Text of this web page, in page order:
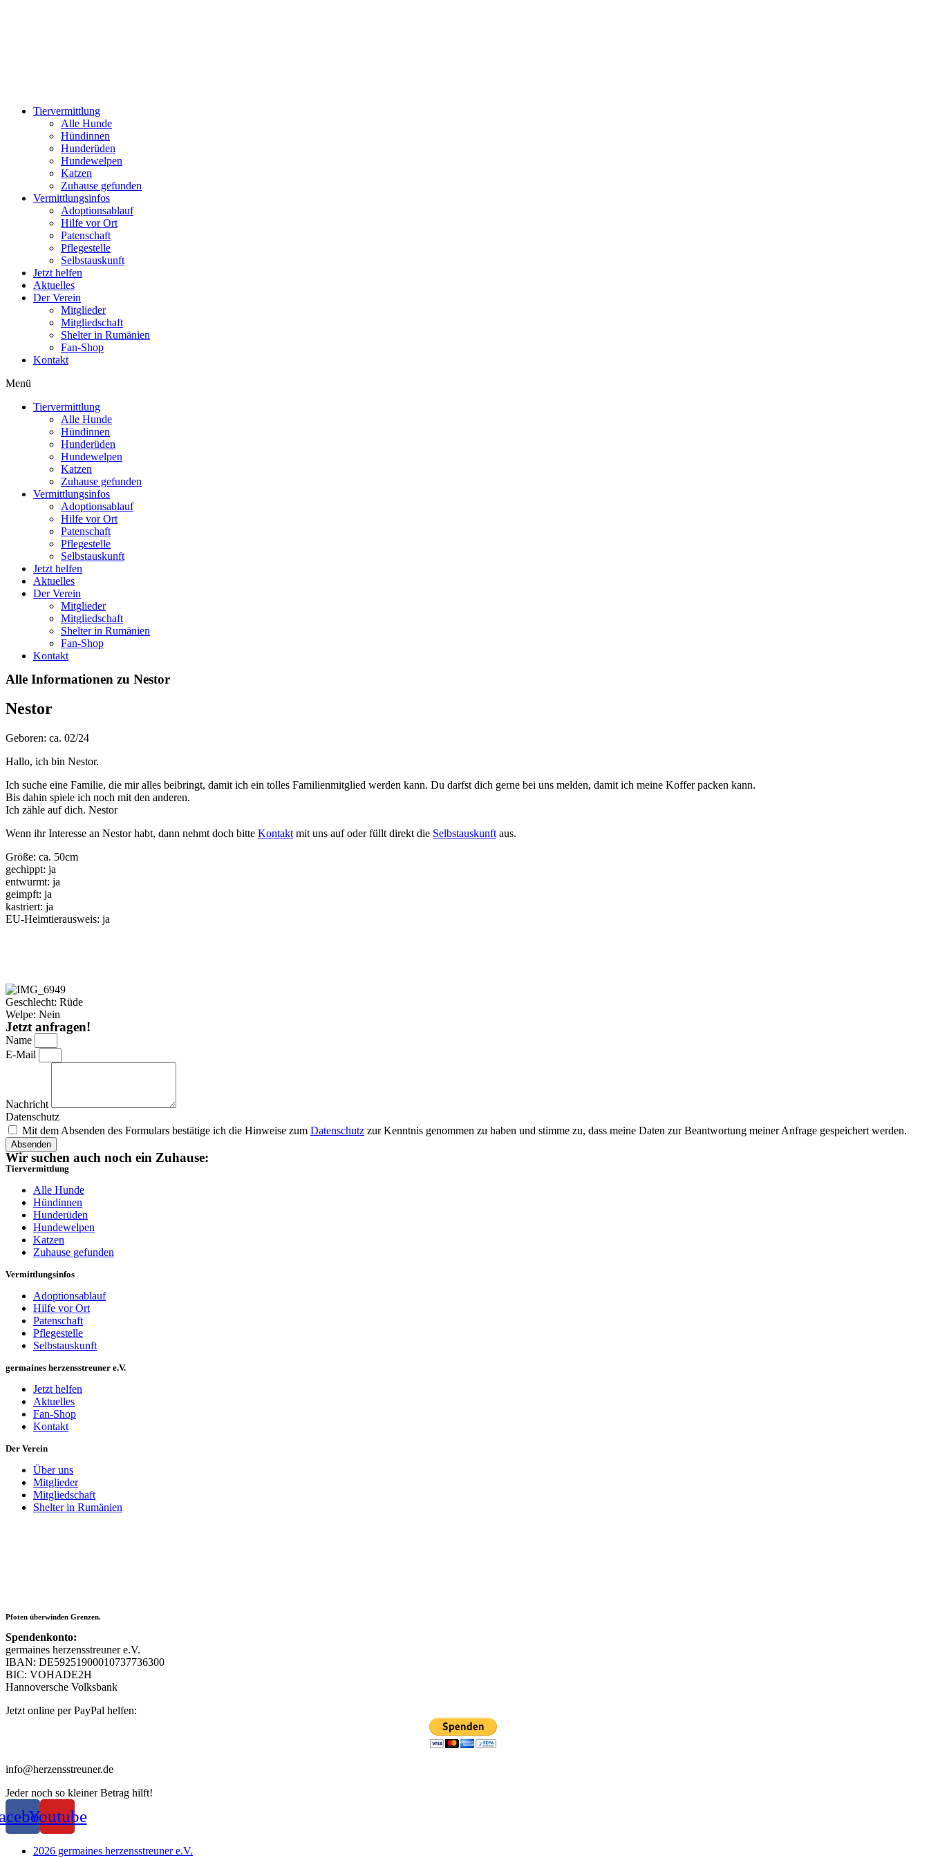
Tiervermittlung
Alle Hunde
Hündinnen
Hunderüden
Hundewelpen
Katzen
Zuhause gefunden
Vermittlungsinfos
Adoptionsablauf
Hilfe vor Ort
Patenschaft
Pflegestelle
Selbstauskunft
Jetzt helfen
Aktuelles
Der Verein
Mitglieder
Mitgliedschaft
Shelter in Rumänien
Fan-Shop
Kontakt
Menü
Tiervermittlung
Alle Hunde
Hündinnen
Hunderüden
Hundewelpen
Katzen
Zuhause gefunden
Vermittlungsinfos
Adoptionsablauf
Hilfe vor Ort
Patenschaft
Pflegestelle
Selbstauskunft
Jetzt helfen
Aktuelles
Der Verein
Mitglieder
Mitgliedschaft
Shelter in Rumänien
Fan-Shop
Kontakt
Alle Informationen zu Nestor
Nestor
Geboren: ca. 02/24
Hallo, ich bin Nestor.
Ich suche eine Familie, die mir alles beibringt, damit ich ein tolles Familienmitglied werden kann. Du darfst dich gerne bei uns melden, damit ich meine Koffer packen kann.
Bis dahin spiele ich noch mit den anderen.
Ich zähle auf dich. Nestor
Wenn ihr Interesse an Nestor habt, dann nehmt doch bitte Kontakt mit uns auf oder füllt direkt die Selbstauskunft aus.
Größe: ca. 50cm
gechippt: ja
entwurmt: ja
geimpft: ja
kastriert: ja
EU-Heimtierausweis: ja
Geschlecht: Rüde
Welpe: Nein
Jetzt anfragen!
Name
E-Mail
Nachricht
Datenschutz
Mit dem Absenden des Formulars bestätige ich die Hinweise zum Datenschutz zur Kenntnis genommen zu haben und stimme zu, dass meine Daten zur Beantwortung meiner Anfrage gespeichert werden.
Absenden
Wir suchen auch noch ein Zuhause:
Tiervermittlung
Alle Hunde
Hündinnen
Hunderüden
Hundewelpen
Katzen
Zuhause gefunden
Vermittlungsinfos
Adoptionsablauf
Hilfe vor Ort
Patenschaft
Pflegestelle
Selbstauskunft
germaines herzensstreuner e.V.
Jetzt helfen
Aktuelles
Fan-Shop
Kontakt
Der Verein
Über uns
Mitglieder
Mitgliedschaft
Shelter in Rumänien
Pfoten überwinden Grenzen.
Spendenkonto:
germaines herzensstreuner e.V.
IBAN: DE59251900010737736300
BIC: VOHADE2H
Hannoversche Volksbank
Jetzt online per PayPal helfen:
info@herzensstreuner.de
Jeder noch so kleiner Betrag hilft!
Youtube
2026 germaines herzensstreuner e.V.